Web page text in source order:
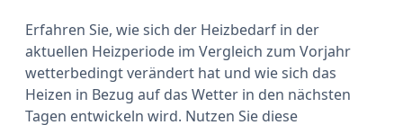
Erfahren Sie, wie sich der Heizbedarf in der
aktuellen Heizperiode im Vergleich zum Vorjahr
wetterbedingt verändert hat und wie sich das
Heizen in Bezug auf das Wetter in den nächsten
Tagen entwickeln wird. Nutzen Sie diese